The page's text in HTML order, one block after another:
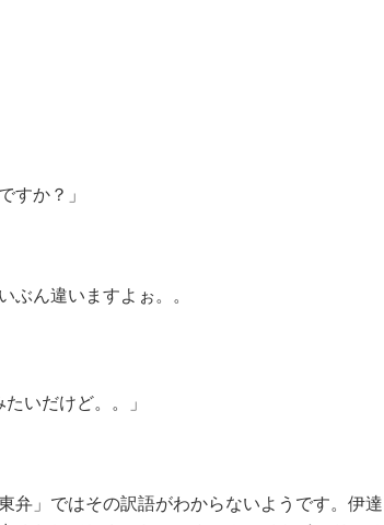
すか？」
ぶん違いますよぉ。。
いだけど。。」
弁」ではその訳語がわからないようです。伊達